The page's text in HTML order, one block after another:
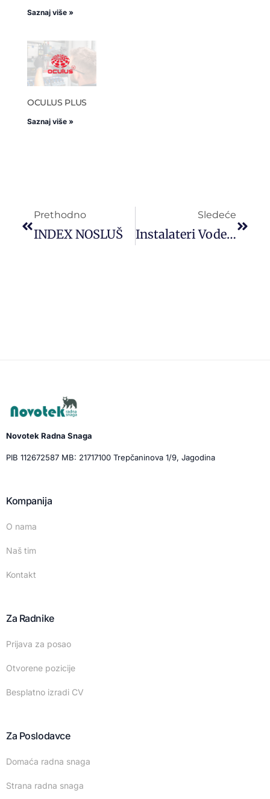
Saznaj više »
OCULUS PLUS
Saznaj više »
Prethodno
INDEX NOSLUŠ
Sledeće
Instalateri Vode, Klime, Grejanja I Ventilacije Sa EU Dokumentima
Novotek Radna Snaga
PIB 112672587 MB: 21717100 Trepčaninova 1/9, Jagodina
Kompanija
O nama
Naš tim
Kontakt
Za Radnike
Prijava za posao
Otvorene pozicije
Besplatno izradi CV
Za Poslodavce
Domaća radna snaga
Strana radna snaga